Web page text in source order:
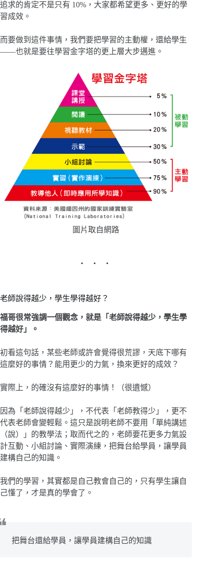
追求的肯定不是只有 10%，大家都希望更多、更好的學
習成效。
而要做到這件事情，我們要把學習的主動權，還給學生
——也就是要往學習金字塔的更上層大步邁進。
圖片取自網路
老師說得越少，學生學得越好？
福哥很常強調一個觀念，就是「老師說得越少，學生學
得越好」。
初看這句話，某些老師或許會覺得很荒謬，天底下哪有
這麼好的事情？能用更少的力氣，換來更好的成效？
實際上，的確沒有這麼好的事情！（很遺憾）
因為「老師說得越少」，不代表「老師教得少」，更不
代表老師會變輕鬆。這只是說明老師不要用「單純講述
（說）」的教學法；取而代之的，老師要花更多力氣設
計互動、小組討論、實際演練，把舞台給學員，讓學員
建構自己的知識。
我們的學習，其實都是自己教會自己的，只有學生讓自
己懂了，才是真的學會了。
把舞台還給學員，讓學員建構自己的知識